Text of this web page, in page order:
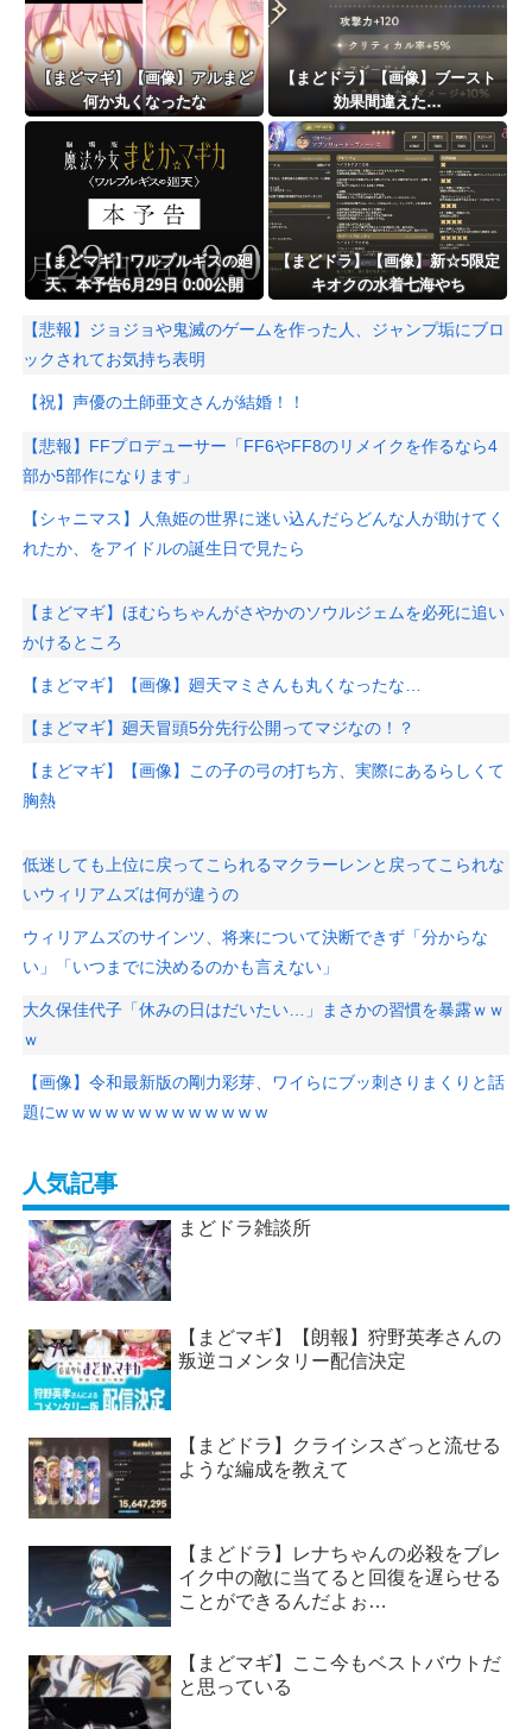
【まどマギ】【画像】アルまど
何か丸くなったな
【まどドラ】【画像】ブースト
効果間違えた…
【まどマギ】ワルプルギスの廻
天、本予告6月29日 0:00公開
【まどドラ】【画像】新☆5限定
キオクの水着七海やち
【悲報】ジョジョや鬼滅のゲームを作った人、ジャンプ垢にブロ
ックされてお気持ち表明
【祝】声優の土師亜文さんが結婚！！
【悲報】FFプロデューサー「FF6やFF8のリメイクを作るなら4
部か5部作になります」
【シャニマス】人魚姫の世界に迷い込んだらどんな人が助けてく
れたか、をアイドルの誕生日で見たら
【まどマギ】ほむらちゃんがさやかのソウルジェムを必死に追い
かけるところ
【まどマギ】【画像】廻天マミさんも丸くなったな…
【まどマギ】廻天冒頭5分先行公開ってマジなの！？
【まどマギ】【画像】この子の弓の打ち方、実際にあるらしくて
胸熱
低迷しても上位に戻ってこられるマクラーレンと戻ってこられな
いウィリアムズは何が違うの
ウィリアムズのサインツ、将来について決断できず「分からな
い」「いつまでに決めるのかも言えない」
大久保佳代子「休みの日はだいたい…」まさかの習慣を暴露ｗｗ
ｗ
【画像】令和最新版の剛力彩芽、ワイらにブッ刺さりまくりと話
題にw w w w w w w w w w w w w
人気記事
まどドラ雑談所
【まどマギ】【朗報】狩野英孝さんの
叛逆コメンタリー配信決定
【まどドラ】クライシスざっと流せる
ような編成を教えて
【まどドラ】レナちゃんの必殺をブレ
イク中の敵に当てると回復を遅らせる
ことができるんだよぉ…
【まどマギ】ここ今もベストバウトだ
と思っている